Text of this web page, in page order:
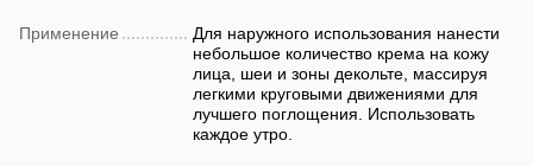
Применение
Для наружного использования нанести
небольшое количество крема на кожу
лица, шеи и зоны декольте, массируя
легкими круговыми движениями для
лучшего поглощения. Использовать
каждое утро.